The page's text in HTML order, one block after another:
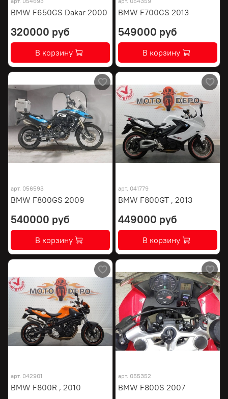
BMW F650GS Dakar 2000
320000 руб
В корзину
BMW F700GS 2013
549000 руб
В корзину
арт. 056593
BMW F800GS 2009
540000 руб
В корзину
арт. 041779
BMW F800GT , 2013
449000 руб
В корзину
арт. 042901
BMW F800R , 2010
арт. 055352
BMW F800S 2007